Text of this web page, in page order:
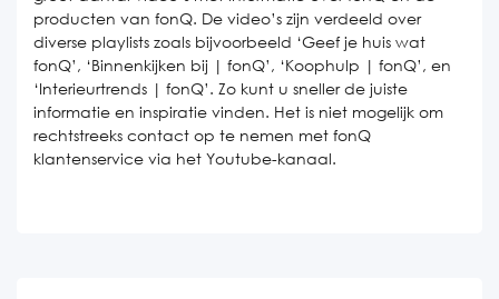
producten van fonQ. De video’s zijn verdeeld over
diverse playlists zoals bijvoorbeeld ‘Geef je huis wat
fonQ’, ‘Binnenkijken bij | fonQ’, ‘Koophulp | fonQ’, en
‘Interieurtrends | fonQ’. Zo kunt u sneller de juiste
informatie en inspiratie vinden. Het is niet mogelijk om
rechtstreeks contact op te nemen met fonQ
klantenservice via het Youtube-kanaal.